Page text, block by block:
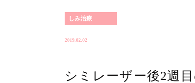
しみ治療
2019.02.02
シミレーザー後2週